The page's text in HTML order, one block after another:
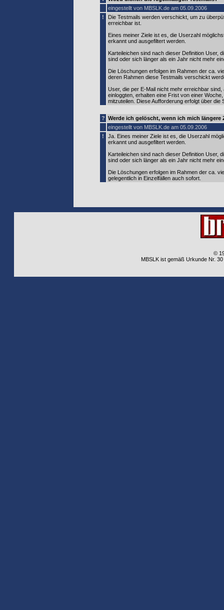
eingestellt von MBSLK.de am 05.09.2006
!
Die Testmails werden verschickt, um zu
erreichbar ist.
Eines meiner Ziele ist es, die Userzahl
erkannt und ausgefiltert werden.
Karteileichen sind nach dieser Definition User,
sind oder sich länger als ein Jahr nicht mehr
Die Löschungen erfolgen im Rahmen der ca.
deren Rahmen diese Testmails verschickt
User, die per E-Mail nicht mehr erreichbar
einloggten, erhalten eine Frist von einer
mitzuteilen. Diese Aufforderung erfolgt über die
? Werde ich gelöscht, wenn ich mich längere
eingestellt von MBSLK.de am 05.09.2006
!
Ja. Eines meiner Ziele ist es, die Userzahl
erkannt und ausgefiltert werden.
Karteileichen sind nach dieser Definition User,
sind oder sich länger als ein Jahr nicht mehr
Die Löschungen erfolgen im Rahmen der ca.
gelegentlich in Einzelfällen auch sofort.
©
MBSLK ist gemäß Urkunde Nr.